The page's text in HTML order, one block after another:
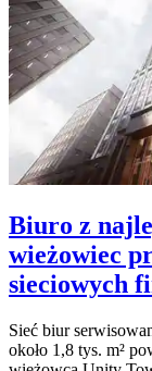
Biuro z
wieżowiec
sieciowych
Sieć biur
około 1,8 tys. m²